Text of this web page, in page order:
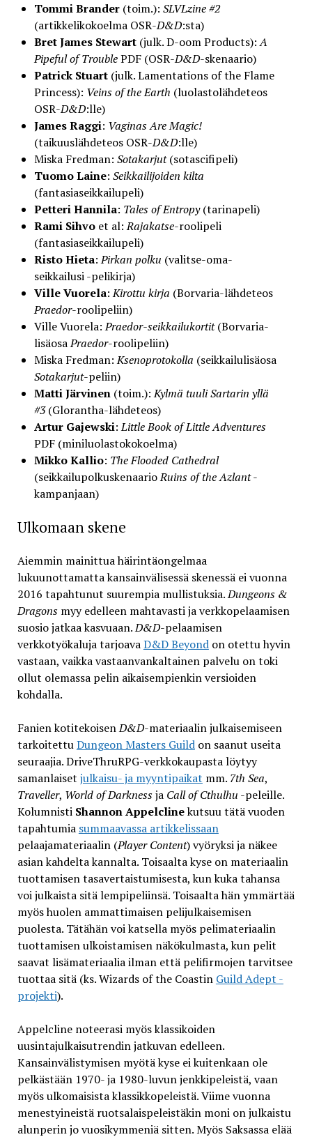
Tommi Brander(toim.): SLVLzine #2
(artikkelikokoelma OSR-D&D:sta)
Bret James Stewart(julk. D-oom Products):A
Pipeful of TroublePDF (OSR-D&D-skenaario)
Patrick Stuart(julk. Lamentations of the Flame
Princess): Veins of the Earth (luolastolähdeteos
OSR-D&D:lle)
James Raggi: Vaginas Are Magic!
(taikuuslähdeteos OSR-D&D:lle)
Miska Fredman: Sotakarjut(sotascifipeli)
Tuomo Laine: Seikkailijoiden kilta
(fantasiaseikkailupeli)
Petteri Hannila: Tales of Entropy(tarinapeli)
Rami Sihvoet al:Rajakatse-roolipeli
(fantasiaseikkailupeli)
Risto Hieta:Pirkan polku (valitse-oma-
seikkailusi -pelikirja)
Ville Vuorela:Kirottu kirja (Borvaria-lähdeteos
Praedor-roolipeliin)
Ville Vuorela:Praedor-seikkailukortit(Borvaria-
lisäosaPraedor-roolipeliin)
Miska Fredman:Ksenoprotokolla (seikkailulisäosa
Sotakarjut-peliin)
Matti Järvinen(toim.):Kylmä tuuli Sartarin yllä
#3(Glorantha-lähdeteos)
Artur Gajewski:Little Book of Little Adventures
PDF (miniluolastokokoelma)
Mikko Kallio: The Flooded Cathedral
(seikkailupolkuskenaarioRuins of the Azlant-
kampanjaan)
Ulkomaan skene
Aiemmin mainittua häirintäongelmaa
lukuunottamatta kansainvälisessä skenessä ei vuonna
2016 tapahtunut suurempia mullistuksia.Dungeons &
Dragonsmyy edelleen mahtavasti ja verkkopelaamisen
suosio jatkaa kasvuaan.D&D-pelaamisen
verkkotyökaluja tarjoavaD&D Beyondon otettu hyvin
vastaan, vaikka vastaanvankaltainen palvelu on toki
ollut olemassa pelin aikaisempienkin versioiden
kohdalla.
Fanien kotitekoisenD&D-materiaalin julkaisemiseen
tarkoitettuDungeon Masters Guildon saanut useita
seuraajia. DriveThruRPG-verkkokaupasta löytyy
samanlaiset julkaisu- ja myyntipaikat mm. 7th Sea,
Traveller, World of Darknessja Call of Cthulhu -peleille.
Kolumnisti Shannon Appelclinekutsuu tätä vuoden
tapahtumia summaavassa artikkelissaan
pelaajamateriaalin (Player Content) vyöryksi ja näkee
asian kahdelta kannalta. Toisaalta kyse on materiaalin
tuottamisen tasavertaistumisesta, kun kuka tahansa
voi julkaista sitä lempipeliinsä. Toisaalta hän ymmärtää
myös huolen ammattimaisen pelijulkaisemisen
puolesta. Tätähän voi katsella myös pelimateriaalin
tuottamisen ulkoistamisen näkökulmasta, kun pelit
saavat lisämateriaalia ilman että pelifirmojen tarvitsee
tuottaa sitä (ks. Wizards of the Coastin Guild Adept -
projekti).
Appelcline noteerasi myös klassikoiden
uusintajulkaisutrendin jatkuvan edelleen.
Kansainvälistymisen myötä kyse ei kuitenkaan ole
pelkästään 1970- ja 1980-luvun jenkkipeleistä, vaan
myös ulkomaisista klassikkopeleistä. Viime vuonna
menestyineistä ruotsalaispeleistäkin moni on julkaistu
alunperin jo vuosikymmeniä sitten. Myös Saksassa elää